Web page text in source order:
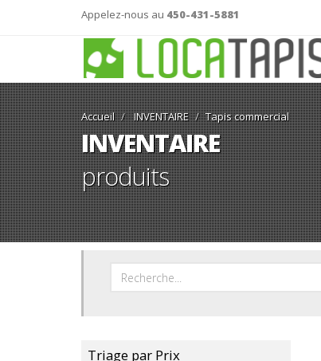
Appelez-nous au 450-431-5881
Accueil INVENTAIRE Tapis commercial
INVENTAIRE
produits
Triage par Prix